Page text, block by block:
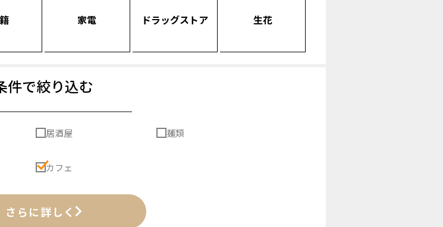
家電 ドラッグストア 生花
件で絞り込む
居酒屋 麺類
カフェ
さらに詳しく